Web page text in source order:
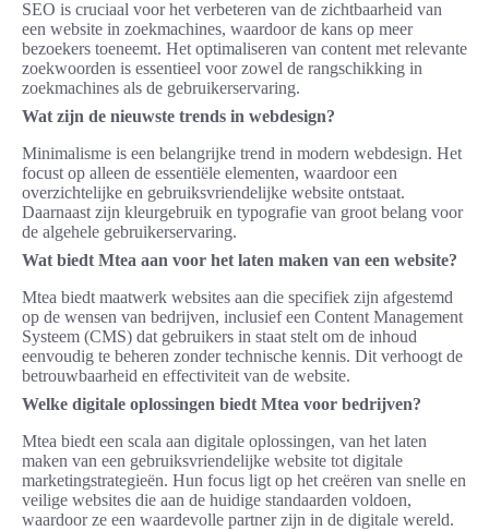
SEO is cruciaal voor het verbeteren van de zichtbaarheid van
een website in zoekmachines, waardoor de kans op meer
bezoekers toeneemt. Het optimaliseren van content met relevante
zoekwoorden is essentieel voor zowel de rangschikking in
zoekmachines als de gebruikerservaring.
Wat zijn de nieuwste trends in webdesign?
Minimalisme is een belangrijke trend in modern webdesign. Het
focust op alleen de essentiële elementen, waardoor een
overzichtelijke en gebruiksvriendelijke website ontstaat.
Daarnaast zijn kleurgebruik en typografie van groot belang voor
de algehele gebruikerservaring.
Wat biedt Mtea aan voor het laten maken van een website?
Mtea biedt maatwerk websites aan die specifiek zijn afgestemd
op de wensen van bedrijven, inclusief een Content Management
Systeem (CMS) dat gebruikers in staat stelt om de inhoud
eenvoudig te beheren zonder technische kennis. Dit verhoogt de
betrouwbaarheid en effectiviteit van de website.
Welke digitale oplossingen biedt Mtea voor bedrijven?
Mtea biedt een scala aan digitale oplossingen, van het laten
maken van een gebruiksvriendelijke website tot digitale
marketingstrategieën. Hun focus ligt op het creëren van snelle en
veilige websites die aan de huidige standaarden voldoen,
waardoor ze een waardevolle partner zijn in de digitale wereld.